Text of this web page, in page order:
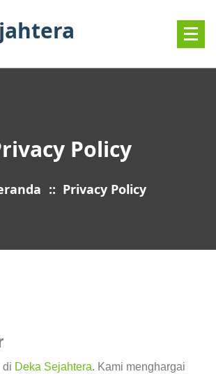
Policy
:: Privacy Policy
di Deka Sejahtera. Kami menghargai